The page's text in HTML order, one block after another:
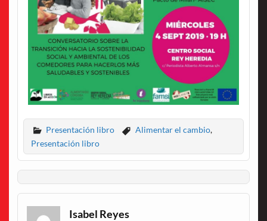
Presentación libro Alimentar el cambio,
Presentación libro
Isabel Reyes